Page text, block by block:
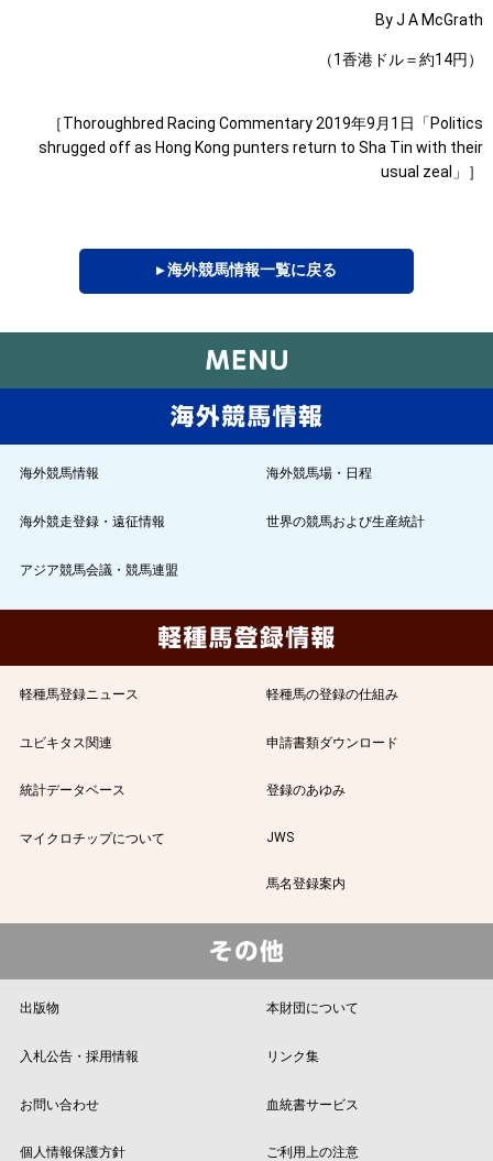
By J A McGrath
（1香港ドル＝約14円）
［Thoroughbred Racing Commentary 2019年9月1日「Politics
shrugged off as Hong Kong punters return to Sha Tin with their
usual zeal」］
▸ 海外競馬情報一覧に戻る
海外競馬情報 海外競馬場・日程
海外競走登録・遠征情報 世界の競馬および生産統計
アジア競馬会議・競馬連盟
軽種馬登録ニュース 軽種馬の登録の仕組み
ユビキタス関連 申請書類ダウンロード
統計データベース 登録のあゆみ
マイクロチップについて JWS
馬名登録案内
出版物 本財団について
入札公告・採用情報 リンク集
お問い合わせ 血統書サービス
個人情報保護方針 ご利用上の注意